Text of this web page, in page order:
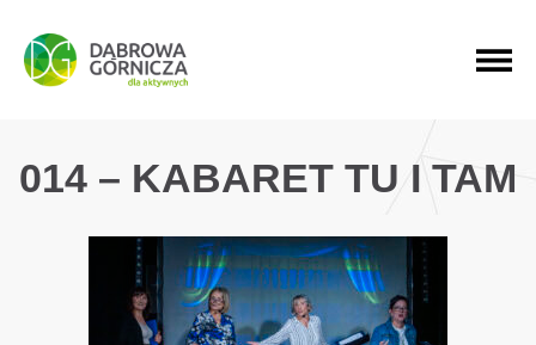
PRZEJDŹ DO MENU GŁÓWNEGO
PRZEJDŹ DO WYSZUKIWARKI
PRZEJDŹ DO TREŚCI
014 – KABARET TU I TAM